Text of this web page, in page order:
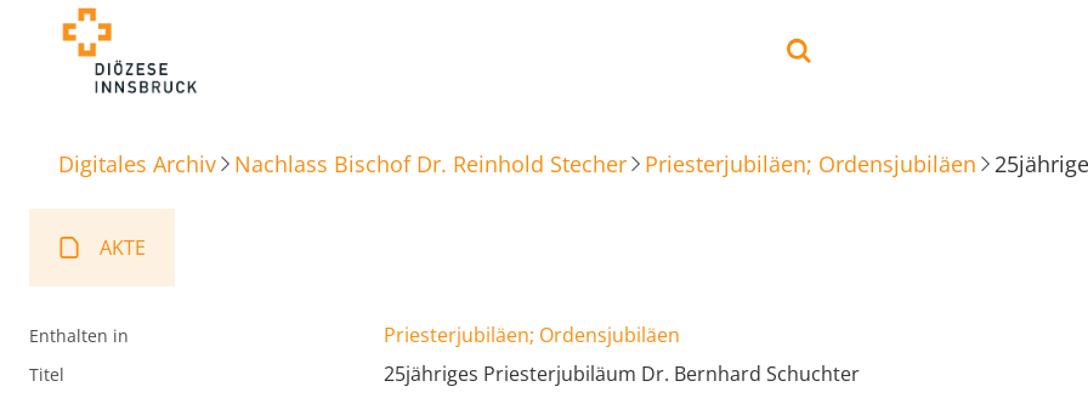
Digitales Archiv Nachlass Bischof Dr. Reinhold Stecher Priesterjubiläen; Ordensjubiläen
AKTE
Enthalten in Priesterjubiläen; Ordensjubiläen
Titel 25jähriges Priesterjubiläum Dr. Bernhard Schuchter